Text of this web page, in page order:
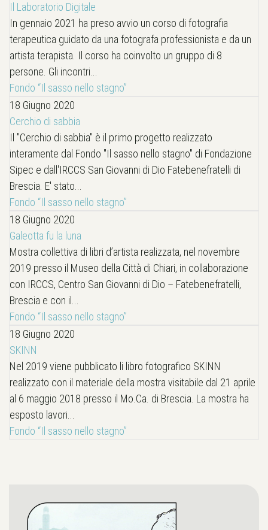
Il Laboratorio Digitale
In gennaio 2021 ha preso avvio un corso di fotografia
terapeutica guidato da una fotografa professionista e da un
artista terapista. Il corso ha coinvolto un gruppo di 8
persone. Gli incontri...
Fondo “Il sasso nello stagno”
18 Giugno 2020
Cerchio di sabbia
Il "Cerchio di sabbia" è il primo progetto realizzato
interamente dal Fondo "Il sasso nello stagno" di Fondazione
Sipec e dall'IRCCS San Giovanni di Dio Fatebenefratelli di
Brescia. E' stato...
Fondo “Il sasso nello stagno”
18 Giugno 2020
Galeotta fu la luna
Mostra collettiva di libri d’artista realizzata, nel novembre
2019 presso il Museo della Città di Chiari, in collaborazione
con IRCCS, Centro San Giovanni di Dio – Fatebenefratelli,
Brescia e con il...
Fondo “Il sasso nello stagno”
18 Giugno 2020
SKINN
Nel 2019 viene pubblicato li libro fotografico SKINN
realizzato con il materiale della mostra visitabile dal 21 aprile
al 6 maggio 2018 presso il Mo.Ca. di Brescia. La mostra ha
esposto lavori...
Fondo “Il sasso nello stagno”